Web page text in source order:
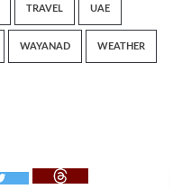
TRAVEL UAE
WAYANAD WEATHER